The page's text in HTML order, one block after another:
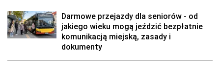
Darmowe przejazdy dla seniorów - od
jakiego wieku mogą jeździć bezpłatnie
komunikacją miejską, zasady i
dokumenty